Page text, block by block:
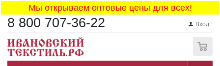
Мы открываем оптовые цены для всех!
8 800 707-36-22 Вход